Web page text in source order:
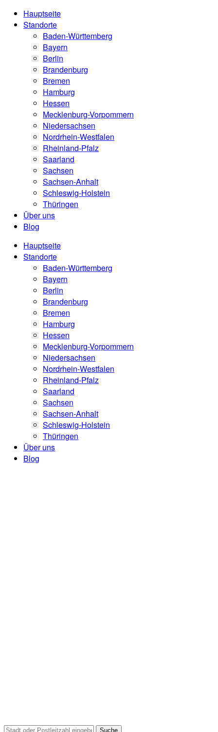
Hauptseite
Standorte
Baden-Württemberg
Bayern
Berlin
Brandenburg
Bremen
Hamburg
Hessen
Mecklenburg-Vorpommern
Niedersachsen
Nordrhein-Westfalen
Rheinland-Pfalz
Saarland
Sachsen
Sachsen-Anhalt
Schleswig-Holstein
Thüringen
Über uns
Blog
Hauptseite
Standorte
Baden-Württemberg
Bayern
Berlin
Brandenburg
Bremen
Hamburg
Hessen
Mecklenburg-Vorpommern
Niedersachsen
Nordrhein-Westfalen
Rheinland-Pfalz
Saarland
Sachsen
Sachsen-Anhalt
Schleswig-Holstein
Thüringen
Über uns
Blog